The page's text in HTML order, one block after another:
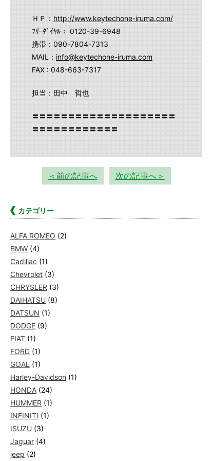
ＨＰ： http://www.keytechone-iruma.com/
ﾌﾘｰﾀﾞｲﾔﾙ： 0120-39-6948
携帯：090-7804-7313
MAIL： info@keytechone-iruma.com
FAX : 048-663-7317
担当：田中 哲也
〓〓〓〓〓〓〓〓〓〓〓〓〓〓〓〓〓〓〓〓
〓〓〓〓〓〓〓〓〓〓〓〓
＜前の記事へ 次の記事へ＞
カテゴリー
ALFA ROMEO (2)
BMW (4)
Cadillac (1)
Chevrolet (3)
CHRYSLER (3)
DAIHATSU (8)
DATSUN (1)
DODGE (9)
FIAT (1)
FORD (1)
GOAL (1)
Harley-Davidson (1)
HONDA (24)
HUMMER (1)
INFINITI (1)
ISUZU (3)
Jaguar (4)
jeep (2)